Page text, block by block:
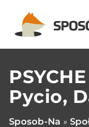
Pycio,
Sposob-Na »